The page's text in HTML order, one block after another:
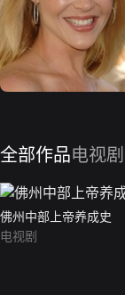
全部作品电视剧
佛州中部上帝养成史
电视剧